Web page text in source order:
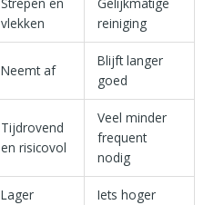
vlekken
reiniging
Neemt af
Blijft langer
goed
Tijdrovend
en risicovol
Veel minder
frequent
nodig
Lager Iets hoger